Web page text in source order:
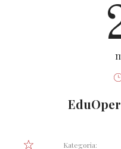
Kategoria: